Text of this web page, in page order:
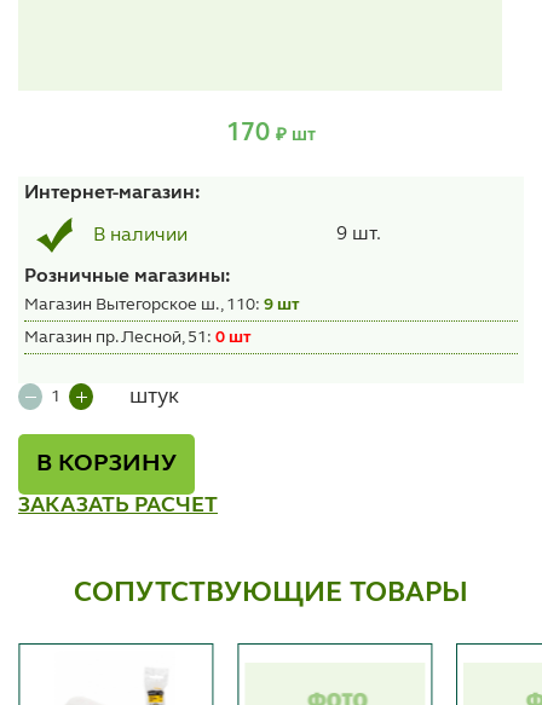
170 ₽ шт
Интернет-магазин:
В наличии 9 шт.
Розничные магазины:
Магазин Вытегорское ш., 110: 9 шт
Магазин пр. Лесной, 51: 0 шт
штук
В КОРЗИНУ
ЗАКАЗАТЬ РАСЧЕТ
СОПУТСТВУЮЩИЕ ТОВАРЫ